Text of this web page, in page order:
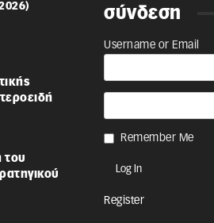
του
σύνδεση
Username or Email
Remember Me
Register